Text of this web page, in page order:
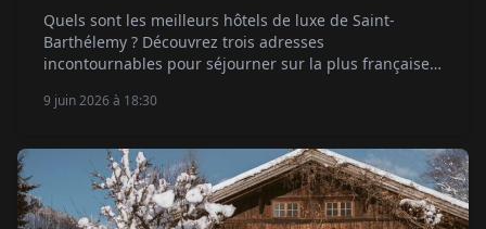
Quels sont les meilleurs hôtels de luxe de Saint-
Barthélemy ? Découvrez trois adresses
incontournables pour séjourner sur la plus française
9 juin 2026 à 18:30